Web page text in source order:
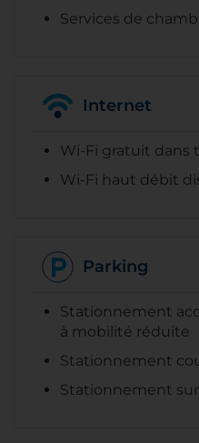
Services de
Internet
Wi-Fi gratuit dans
Wi-Fi haut débit
Parking
Stationnement
à mobilité réduite
Stationnement
Stationnement